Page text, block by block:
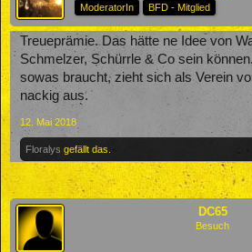
ModeratorIn
BFD - Mitglied
Treueprämie. Das hätte ne Idee von
Schmelzer, Schürrle & Co sein
sowas braucht, zieht sich als Verein
nackig aus.
12. Mai 2018
Floralys gefällt das.
DC65
Besuch